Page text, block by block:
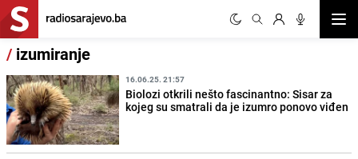
/ izumiranje
16.06.25. 21:57
Biolozi otkrili nešto fascinantno: Sisar za
kojeg su smatrali da je izumro ponovo viđen